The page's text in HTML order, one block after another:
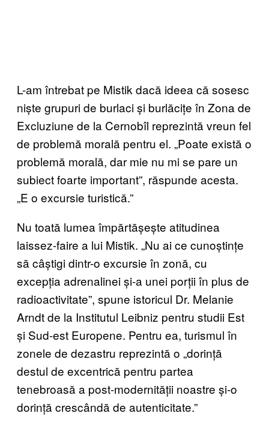
L-am întrebat pe Mistik dacă ideea că sosesc
niște grupuri de burlaci și burlăcițe în Zona de
Excluziune de la Cernobîl reprezintă vreun fel
de problemă morală pentru el. „Poate există o
problemă morală, dar mie nu mi se pare un
subiect foarte important”, răspunde acesta.
„E o excursie turistică.”
Nu toată lumea împărtășește atitudinea
laissez-faire a lui Mistik. „Nu ai ce cunoștințe
să câștigi dintr-o excursie în zonă, cu
excepția adrenalinei și-a unei porții în plus de
radioactivitate”, spune istoricul Dr. Melanie
Arndt de la Institutul Leibniz pentru studii Est
și Sud-est Europene. Pentru ea, turismul în
zonele de dezastru reprezintă o „dorință
destul de excentrică pentru partea
tenebroasă a post-modernității noastre și-o
dorință crescândă de autenticitate.”